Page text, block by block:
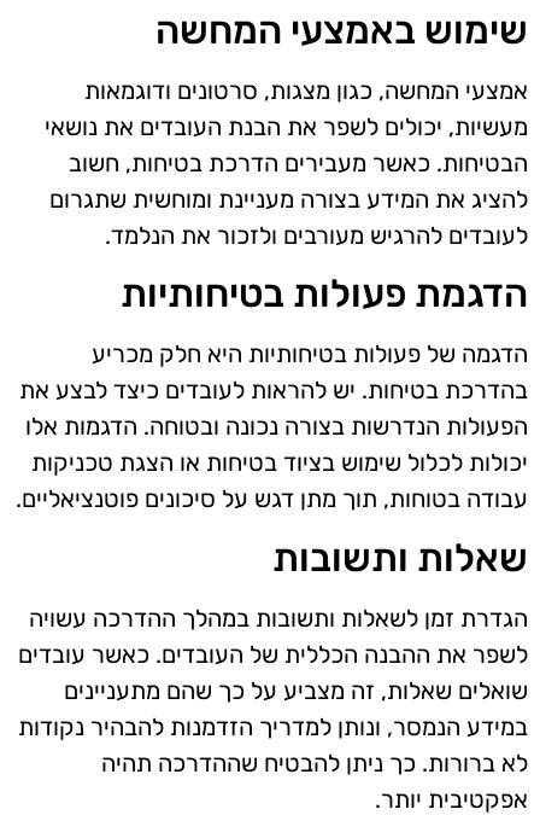
שימוש באמצעי המחשה
אמצעי המחשה, כגון מצגות, סרטונים ודוגמאות
מעשיות, יכולים לשפר את הבנת העובדים את נושאי
הבטיחות. כאשר מעבירים הדרכת בטיחות, חשוב
להציג את המידע בצורה מעניינת ומוחשית שתגרום
לעובדים להרגיש מעורבים ולזכור את הנלמד.
הדגמת פעולות בטיחותיות
הדגמה של פעולות בטיחותיות היא חלק מכריע
בהדרכת בטיחות. יש להראות לעובדים כיצד לבצע את
הפעולות הנדרשות בצורה נכונה ובטוחה. הדגמות אלו
יכולות לכלול שימוש בציוד בטיחות או הצגת טכניקות
עבודה בטוחות, תוך מתן דגש על סיכונים פוטנציאליים.
שאלות ותשובות
הגדרת זמן לשאלות ותשובות במהלך ההדרכה עשויה
לשפר את ההבנה הכללית של העובדים. כאשר עובדים
שואלים שאלות, זה מצביע על כך שהם מתעניינים
במידע הנמסר, ונותן למדריך הזדמנות להבהיר נקודות
לא ברורות. כך ניתן להבטיח שההדרכה תהיה
אפקטיבית יותר.